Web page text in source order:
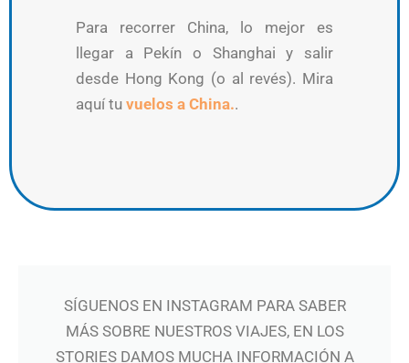
Para recorrer China, lo mejor es
llegar a Pekín o Shanghai y salir
desde Hong Kong (o al revés). Mira
aquí tu vuelos a China..
SÍGUENOS EN INSTAGRAM PARA SABER
MÁS SOBRE NUESTROS VIAJES, EN LOS
STORIES DAMOS MUCHA INFORMACIÓN A